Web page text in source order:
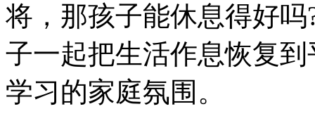
将，那孩子能休息得好
子一起把生活作息恢复
学习的家庭氛围。